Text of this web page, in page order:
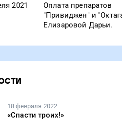
2021
Оплата препаратов
"Привиджен" и
Елизаровой Дарьи.
18 февраля 2022
«Спасти троих!»